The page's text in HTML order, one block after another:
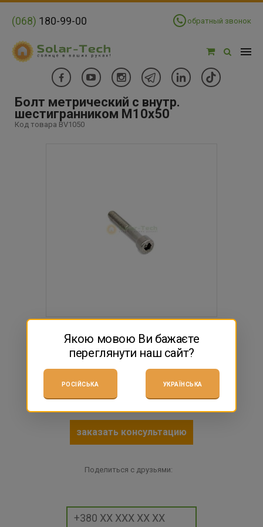
(068) 180-99-00 обратный звонок
Болт метрический с внутр.
шестигранником M10x50
Код товара BV1050
1 702 грн
$37.73
КУПИТЬ
заказать консультацию
Поделиться с друзьями:
Якою мовою Ви бажаєте
переглянути наш сайт?
РОСІЙСЬКА УКРАЇНСЬКА